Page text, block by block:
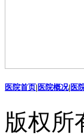
医院首页| 医院概况| 医
版权所